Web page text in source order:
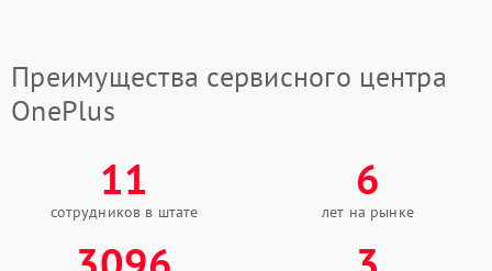
Преимущества сервисного центра
OnePlus
11
сотрудников в штате
6
лет на рынке